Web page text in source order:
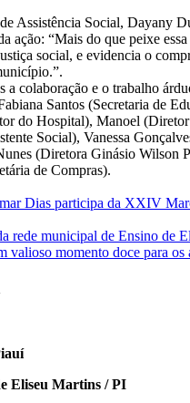
Assistência Social, Dayany
ação: “Mais do que peixe essa
social, e evidencia o
a colaboração e o trabalho
Santos (Secretaria de
do Hospital), Manoel (Diretor
Social), Vanessa
(Diretora Ginásio Wilson
de Compras).
Dias participa da XXIV
rede municipal de Ensino de
valioso momento doce para os
Eliseu Martins / PI